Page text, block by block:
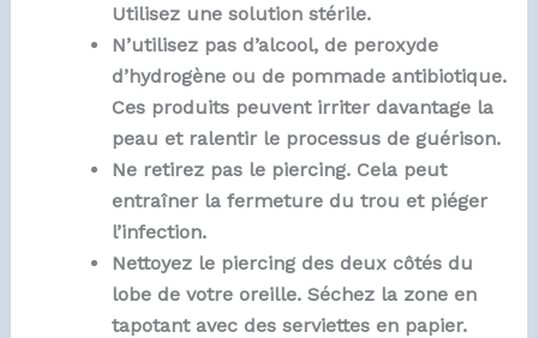
Utilisez une solution stérile.
N’utilisez pas d’alcool, de peroxyde
d’hydrogène ou de pommade antibiotique.
Ces produits peuvent irriter davantage la
peau et ralentir le processus de guérison.
Ne retirez pas le piercing. Cela peut
entraîner la fermeture du trou et piéger
l’infection.
Nettoyez le piercing des deux côtés du
lobe de votre oreille. Séchez la zone en
tapotant avec des serviettes en papier.